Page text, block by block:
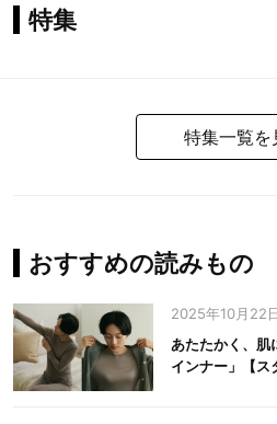
特集
特集一覧を
おすすめの読みもの
2025年10月22
あたたかく、肌
インナー」【ス